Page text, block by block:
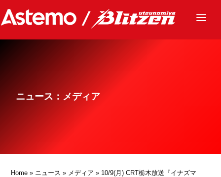
ニュース
グッズ
ニュース：メディア
Home » ニュース » メディア » 10/9(月) CRT栃木放送『イナズマ